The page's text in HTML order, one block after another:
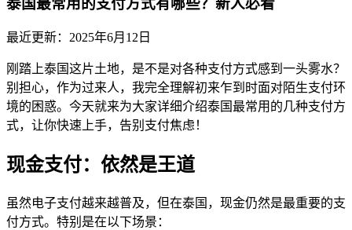
泰国最常用的支付方式有哪些？新人必看
最近更新： 2025年6月12日
刚踏上泰国这片土地，是不是对各种支付方式感到一头雾水？
别担心，作为过来人，我完全理解初来乍到时面对陌生支付环
境的困惑。今天就来为大家详细介绍泰国最常用的几种支付方
式，让你快速上手，告别支付焦虑！
现金支付：依然是王道
虽然电子支付越来越普及，但在泰国，现金仍然是最重要的支
付方式。特别是在以下场景：